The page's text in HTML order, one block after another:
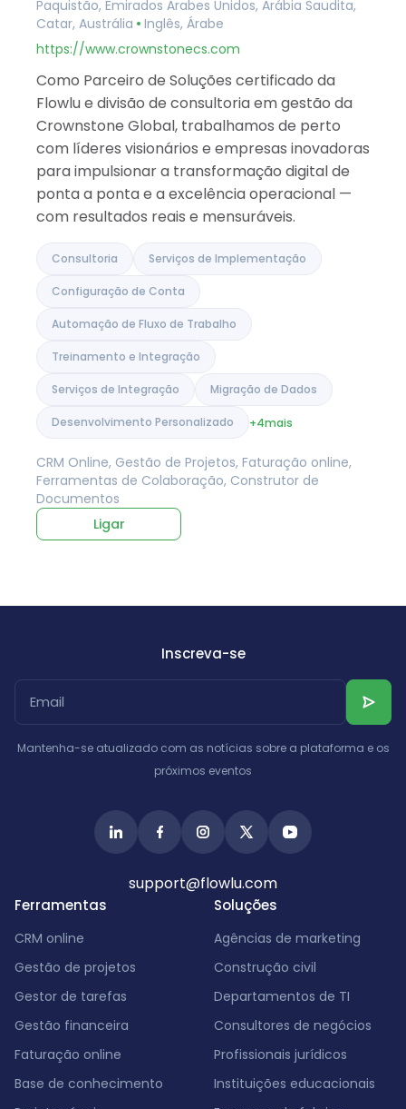
Albânia
Israel
Índia
Paquistão, Emirados Árabes Unidos, Arábia Saudita,
Catar, Austrália
Inglês, Árabe
https://www.crownstonecs.com
Como Parceiro de Soluções certificado da
Flowlu e divisão de consultoria em gestão da
Crownstone Global, trabalhamos de perto
com líderes visionários e empresas inovadoras
para impulsionar a transformação digital de
ponta a ponta e a excelência operacional —
com resultados reais e mensuráveis.
Consultoria Serviços de Implementação
Configuração de Conta
Automação de Fluxo de Trabalho
Treinamento e Integração
Serviços de Integração Migração de Dados
Desenvolvimento Personalizado +4mais
CRM Online, Gestão de Projetos, Faturação online,
Ferramentas de Colaboração, Construtor de
Documentos
Ligar
Ferramentas
CRM online
Gestão de projetos
Gestor de tarefas
Gestão financeira
Faturação online
Base de conhecimento
Soluções
Agências de marketing
Construção civil
Departamentos de TI
Consultores de negócios
Profissionais jurídicos
Instituições educacionais
Inscreva-se
Mantenha-se atualizado com as notícias sobre a plataforma e os
próximos eventos
support@flowlu.com